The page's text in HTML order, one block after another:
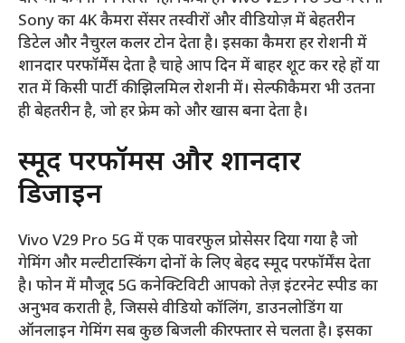
Sony का 4K कैमरा सेंसर तस्वीरों और वीडियोज़ में बेहतरीन
डिटेल और नैचुरल कलर टोन देता है। इसका कैमरा हर रोशनी में
शानदार परफॉर्मेंस देता है चाहे आप दिन में बाहर शूट कर रहे हों या
रात में किसी पार्टी की झिलमिल रोशनी में। सेल्फी कैमरा भी उतना
ही बेहतरीन है, जो हर फ्रेम को और खास बना देता है।
स्मूद परफॉर्मेंस और शानदार
डिजाइन
Vivo V29 Pro 5G में एक पावरफुल प्रोसेसर दिया गया है जो
गेमिंग और मल्टीटास्किंग दोनों के लिए बेहद स्मूद परफॉर्मेंस देता
है। फोन में मौजूद 5G कनेक्टिविटी आपको तेज़ इंटरनेट स्पीड का
अनुभव कराती है, जिससे वीडियो कॉलिंग, डाउनलोडिंग या
ऑनलाइन गेमिंग सब कुछ बिजली की रफ्तार से चलता है। इसका